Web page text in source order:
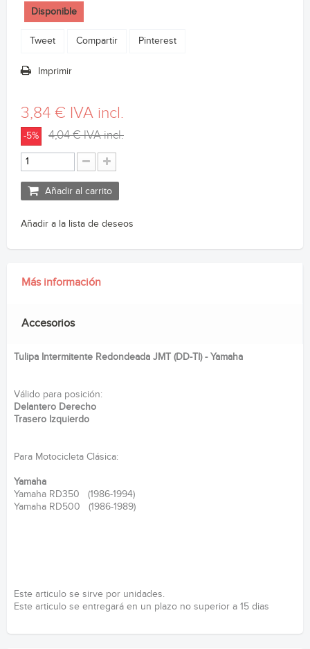
Disponible
Tweet Compartir Pinterest
Imprimir
3,84 € IVA incl.
-5% 4,04 €IVA incl.
Añadir al carrito
Añadir a la lista de deseos
Más información
Accesorios
Tulipa Intermitente Redondeada JMT (DD-TI) - Yamaha
Válido para posición:
Delantero Derecho
Trasero Izquierdo
Para Motocicleta Clásica:
Yamaha
Yamaha RD350 (1986-1994)
Yamaha RD500 (1986-1989)
Este articulo se sirve por unidades.
Este articulo se entregará en un plazo no superior a 15 dias